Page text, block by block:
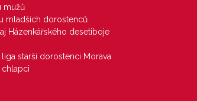
mužů
mladších dorostenců
Házenkářského desetiboje
liga starší dorostenci Morava
chlapci